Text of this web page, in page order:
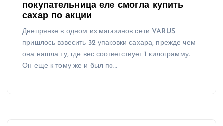
покупательница еле смогла купить
сахар по акции
Днепрянке в одном из магазинов сети VARUS
пришлось взвесить 32 упаковки сахара, прежде чем
она нашла ту, где вес соответствует 1 килограмму.
Он еще к тому же и был по…